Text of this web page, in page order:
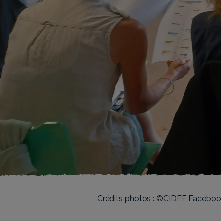
Crédits photos : ©CIDFF